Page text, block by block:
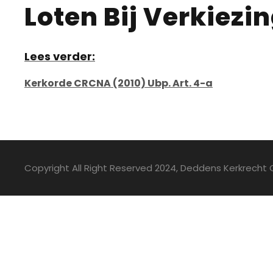
Loten Bij
Lees verder:
Kerkorde CRCNA (2010) Ubp. Art. 4-a
Copyright All Right Reserved 2024, Deddens Kerkrecht